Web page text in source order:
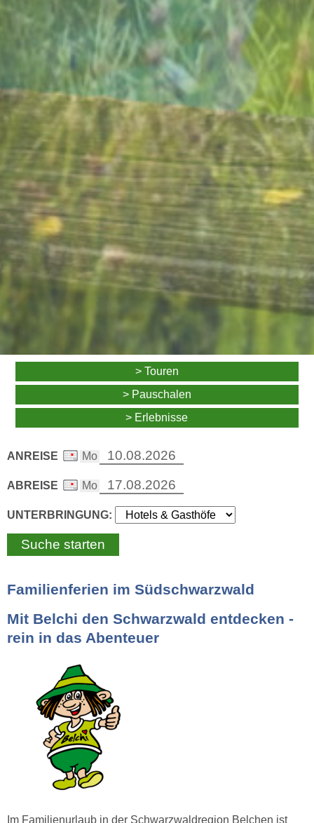
> Touren
> Pauschalen
> Erlebnisse
ANREISE
ABREISE
UNTERBRINGUNG:
Familienferien im Südschwarzwald
Mit Belchi den Schwarzwald entdecken -
rein in das Abenteuer
Im Familienurlaub in der Schwarzwaldregion Belchen ist